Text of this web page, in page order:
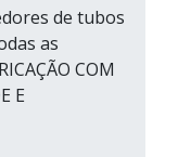
de tubos
as
COM
E